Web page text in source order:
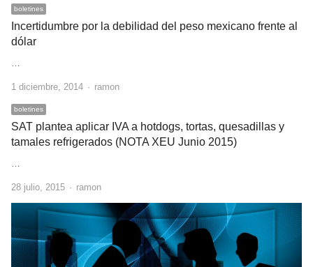
boletines
Incertidumbre por la debilidad del peso mexicano frente al
dólar
1 diciembre, 2014 Author
ramon
boletines
SAT plantea aplicar IVA a hotdogs, tortas, quesadillas y
tamales refrigerados (NOTA XEU Junio 2015)
28 julio, 2015 Author
ramon